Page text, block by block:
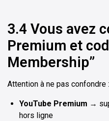
3.4 Vous avez
Premium et
Membership”
Attention à ne pas confondre :
YouTube Premium →
hors ligne